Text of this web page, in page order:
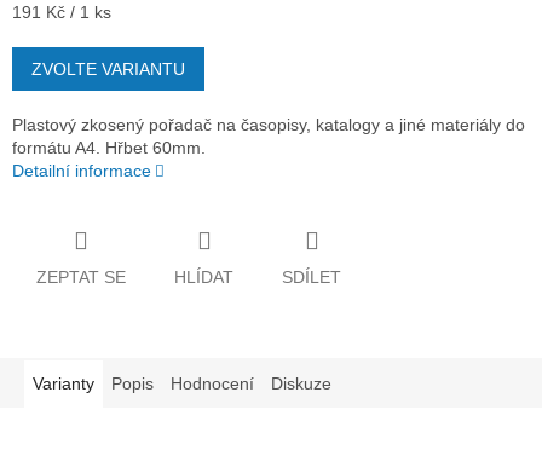
Měrná
191 Kč / 1 ks
ZVOLTE VARIANTU
Plastový zkosený pořadač na časopisy, katalogy a jiné materiály do
formátu A4. Hřbet 60mm.
Detailní informace
ZEPTAT SE HLÍDAT SDÍLET
Varianty Popis Hodnocení Diskuze